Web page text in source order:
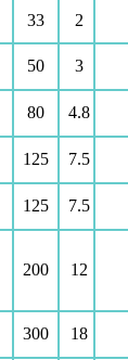
33 2
50 3
80 4.8
125 7.5
125 7.5
200 12
300 18